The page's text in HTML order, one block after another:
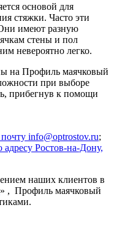
основой для
стяжки. Часто эти
имеют разную
стены и пол
невероятно легко.
на Профиль маячковый
при выборе
прибегнув к помощи
info@optrostov.ru;
Ростов-на-Дону,
наших клиентов в
» , Профиль маячковый